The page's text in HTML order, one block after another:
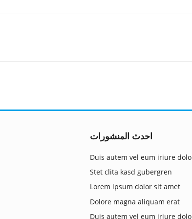
احدث المنشورات
Duis autem vel eum iriure
Stet clita kasd gubergren
Lorem ipsum dolor sit amet
Dolore magna aliquam erat
Duis autem vel eum iriure